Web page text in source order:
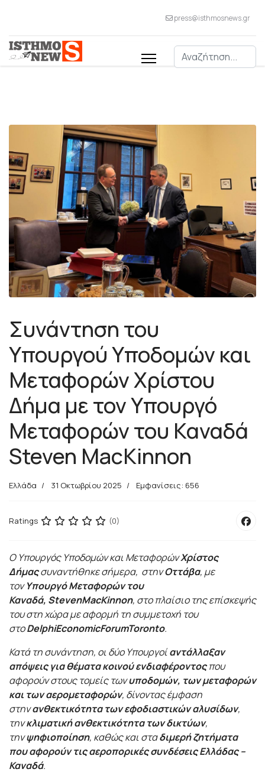
press@isthmosnews.gr
Αναζήτηση
Συνάντηση του
Υπουργού Υποδομών και
Μεταφορών Χρίστου
Δήμα με τον Υπουργό
Μεταφορών του Καναδά
Steven MacKinnon
Ελλάδα 31 Οκτωβρίου 2025 Εμφανίσεις: 656
Ratings (0)
Ο Υπουργός Υποδομών και ΜεταφορώνΧρίστος
Δήμαςσυναντήθηκε σήμερα, στηνΟττάβα, με
τονΥπουργό Μεταφορών του
Καναδά, StevenMacKinnon, στο πλαίσιο της επίσκεψής
του στη χώρα με αφορμή τη συμμετοχή του
στοDelphiEconomicForumToronto.
Κατά τη συνάντηση, οι δύο Υπουργοίαντάλλαξαν
απόψεις για θέματα κοινού ενδιαφέροντοςπου
αφορούν στους τομείς τωνυποδομών, των μεταφορών
και των αερομεταφορών, δίνοντας έμφαση
στηνανθεκτικότητα των εφοδιαστικών αλυσίδων,
τηνκλιματική ανθεκτικότητα των δικτύων,
τηνψηφιοποίηση, καθώς και σταδιμερή ζητήματα
που αφορούν τις αεροπορικές συνδέσεις Ελλάδας –
Καναδά.